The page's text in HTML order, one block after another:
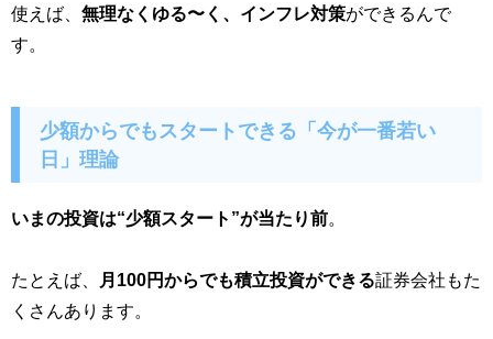
使えば、 無理なくゆる〜く、インフレ対策ができるんで
す。
少額からでもスタートできる「今が一番若い
日」理論
いまの投資は“少額スタート”が当たり前
たとえば、 月100円からでも積立投資ができる証券会社もた
くさんあります。